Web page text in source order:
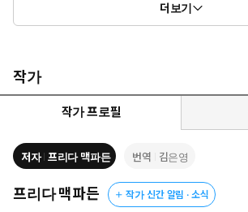
더보기
작가
작가 프로필
저자 프리다 맥파든 번역 김은영
프리다 맥파든 작가 신간 알림 · 소식